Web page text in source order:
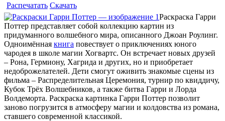
Распечатать Скачать
Раскраска Гарри
Поттер представляет собой коллекцию картин из
придуманного волшебного мира, описанного Джоан Роулинг.
Одноимённая книга повествует о приключениях юного
чародея в школе магии Хогвартс. Он встречает новых друзей
– Рона, Гермиону, Хагрида и других, но и приобретает
недоброжелателей. Дети смогут оживить знакомые сцены из
фильма – Распределительная Церемония, турнир по квиддичу,
Кубок Трёх Волшебников, а также битва Гарри и Лорда
Волдеморта. Раскраска картинка Гарри Поттер позволит
заново погрузится в атмосферу магии и колдовства из романа,
ставшего современной классикой.